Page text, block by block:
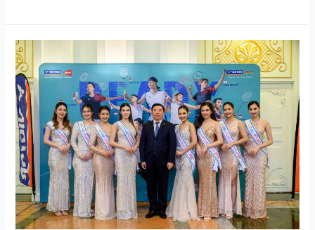
MOU
Batminton